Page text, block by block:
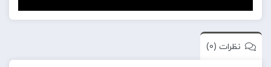
نظرات (0)